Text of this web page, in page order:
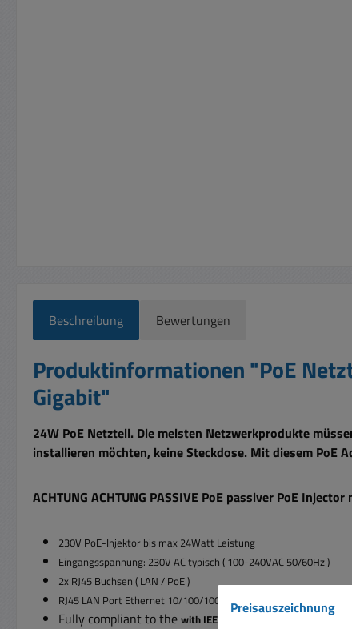
Beschreibung Bewertungen
Produktinformationen "PoE
Gigabit"
24W PoE Netzteil. Die meisten Netzwerkprodukte
installieren möchten, keine Steckdose. Mit diesem PoE
ACHTUNG ACHTUNG PASSIVE PoE passiver PoE
230V PoE-Injektor bis max 24Watt Leistung
Eingangsspannung: 230V AC typisch ( 100-240VAC 50/60Hz )
2x RJ45 Buchsen ( LAN / PoE )
RJ45 LAN Port Ethernet 10/100/1000MBit = 1GBit
Fully compliant to the with IEEE802.3af
Preisauszeichnung